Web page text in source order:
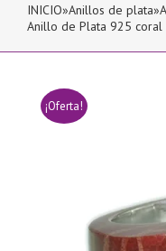
INICIO»Anillos de plata»
Anillo de Plata 925
¡Oferta!